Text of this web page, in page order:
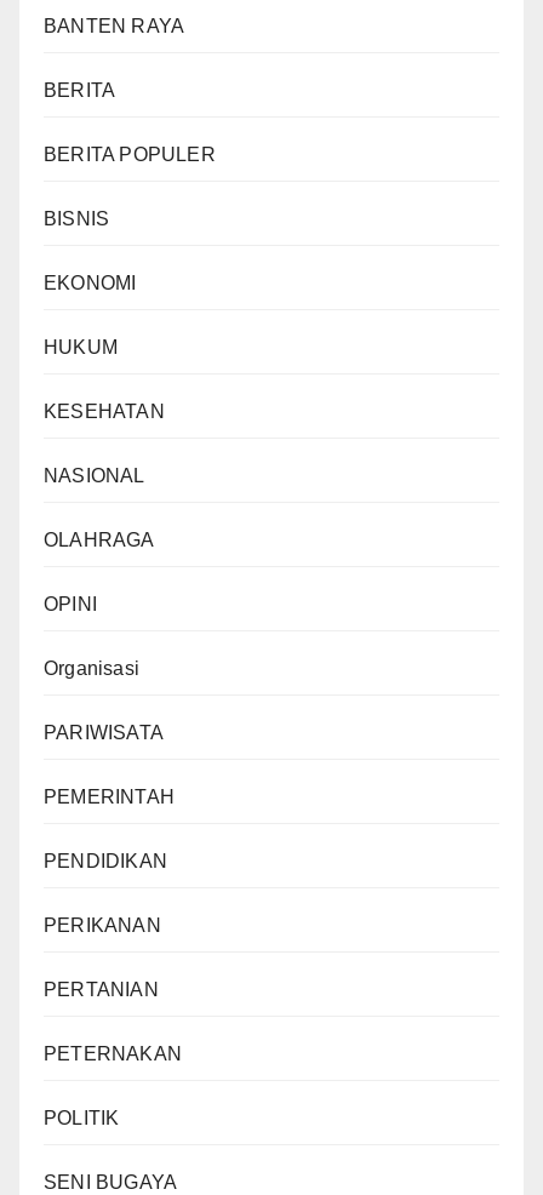
BANTEN RAYA
BERITA
BERITA POPULER
BISNIS
EKONOMI
HUKUM
KESEHATAN
NASIONAL
OLAHRAGA
OPINI
Organisasi
PARIWISATA
PEMERINTAH
PENDIDIKAN
PERIKANAN
PERTANIAN
PETERNAKAN
POLITIK
SENI BUGAYA